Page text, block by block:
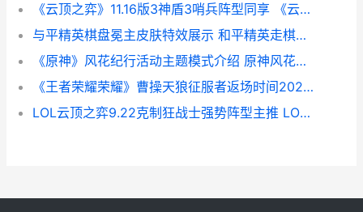
《云顶之弈》11.16版3神盾3哨兵阵型同享 《云顶之弈》双城之战2赛季上线时间
与平精英棋盘冕主皮肤特效展示 和平精英走棋活动
《原神》风花纪行活动主题模式介绍 原神风花节剧情攻略
《王者荣耀荣耀》曹操天狼征服者返场时间2023 王者荣耀荣耀印记多少星
LOL云顶之弈9.22克制狂战士强势阵型主推 LOL云顶之弈赛季什么时候结束